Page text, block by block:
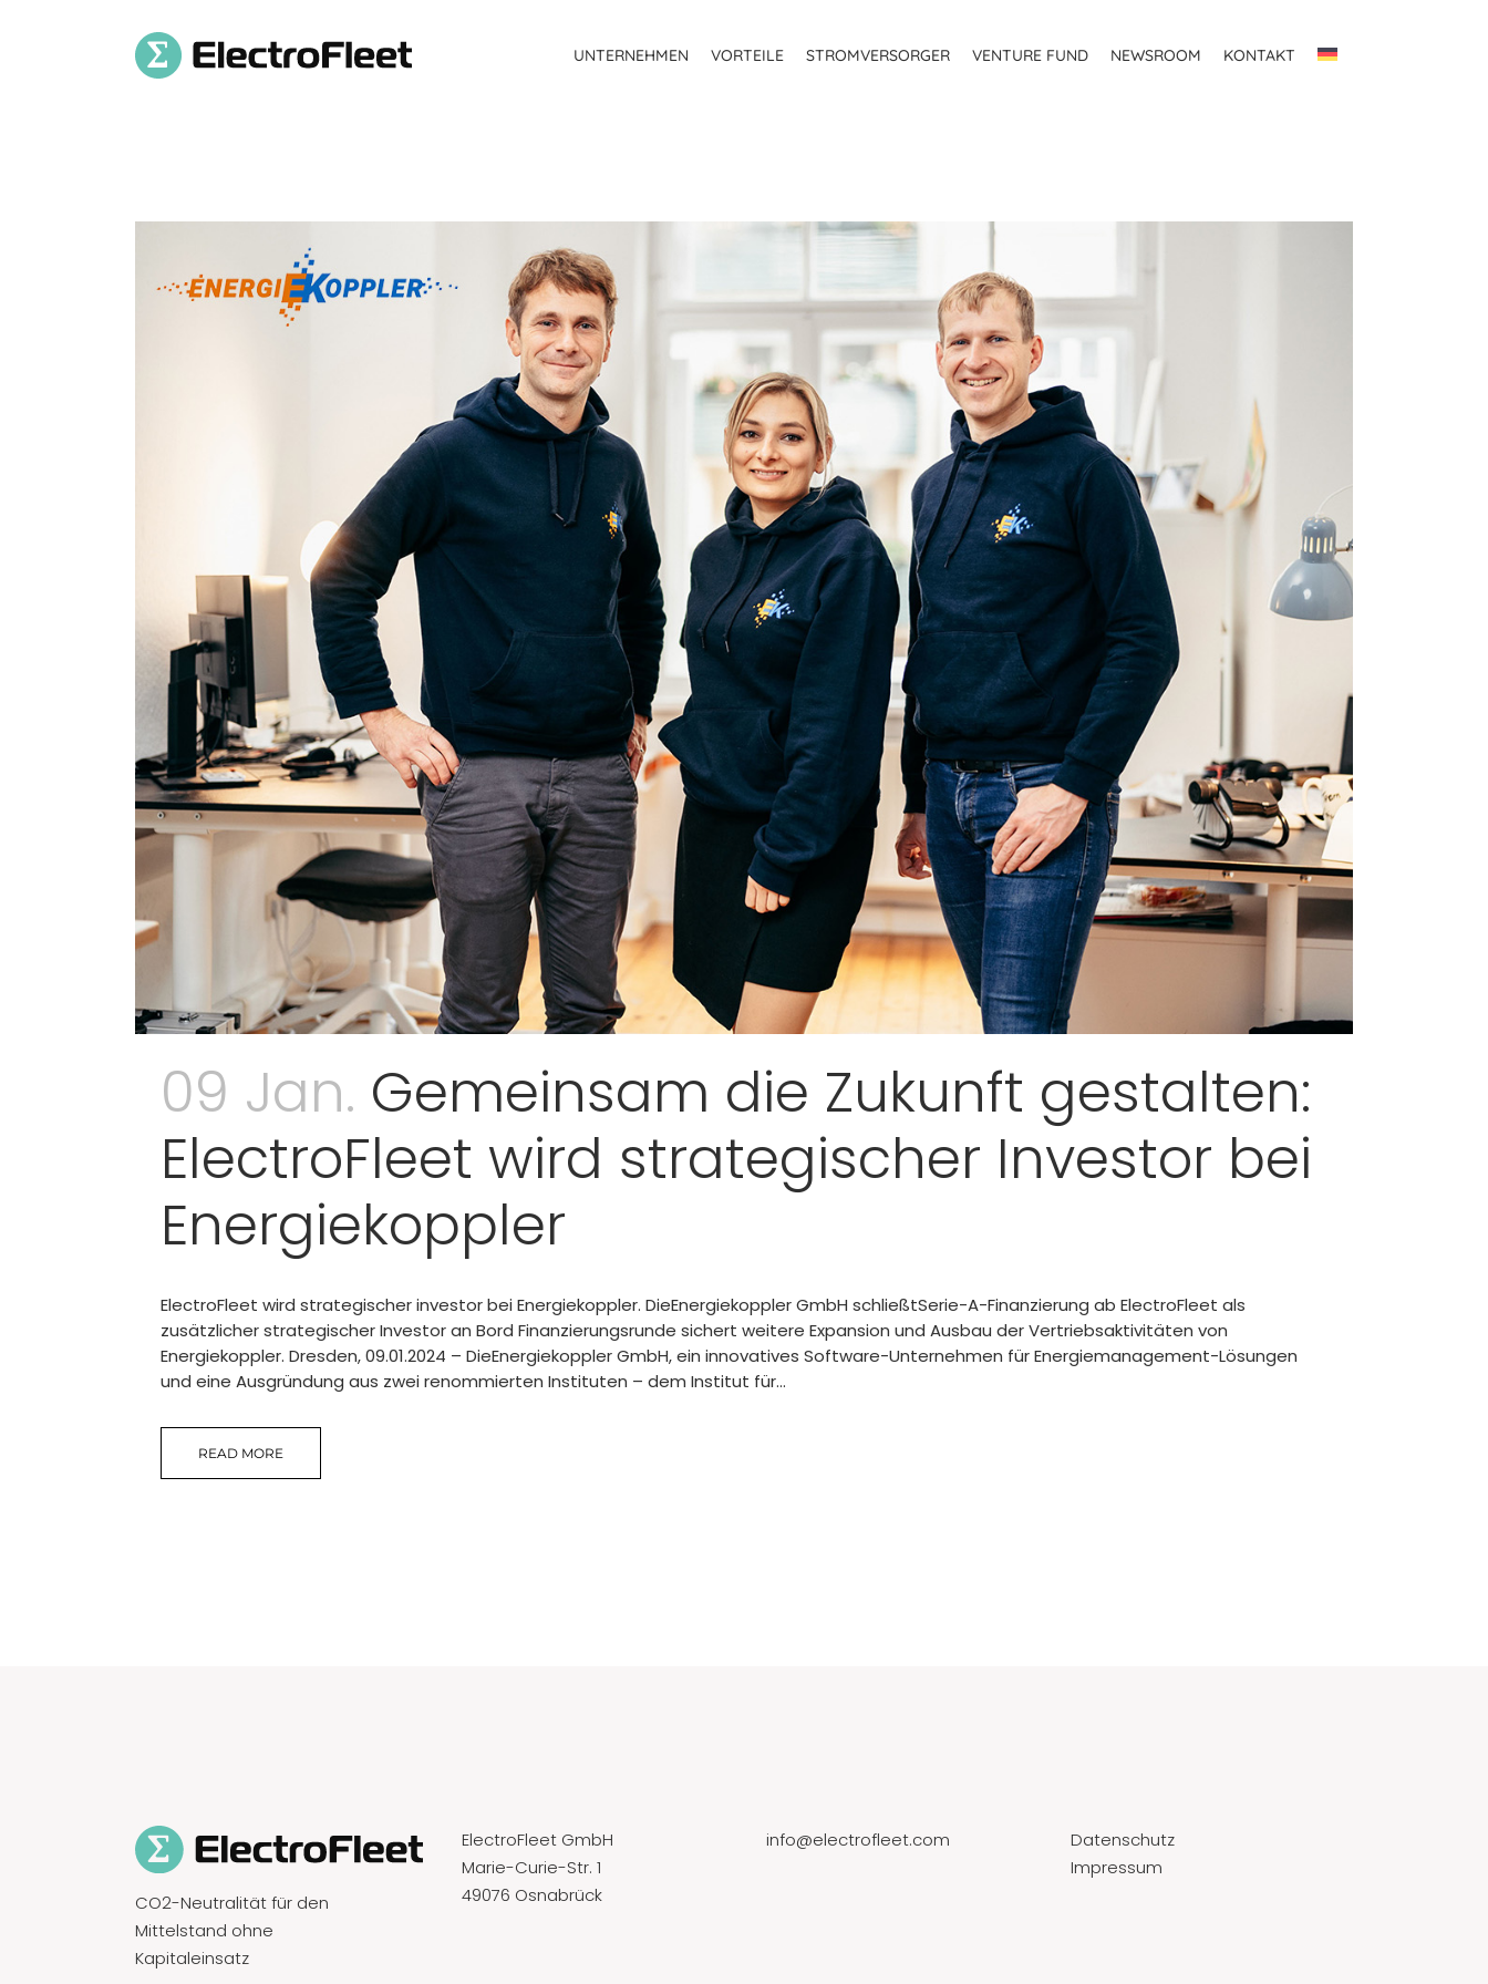
UNTERNEHMEN VORTEILE STROMVERSORGER VENTURE FUND NEWSROOM KONTAKT
09 Jan. Gemeinsam die Zukunft gestalten:
ElectroFleet wird strategischer Investor bei
Energiekoppler
ElectroFleet wird strategischer investor bei Energiekoppler. DieEnergiekoppler GmbH schließtSerie-A-Finanzierung ab ElectroFleet als
zusätzlicher strategischer Investor an Bord Finanzierungsrunde sichert weitere Expansion und Ausbau der Vertriebsaktivitäten von
Energiekoppler. Dresden, 09.01.2024 – DieEnergiekoppler GmbH, ein innovatives Software-Unternehmen für Energiemanagement-Lösungen
und eine Ausgründung aus zwei renommierten Instituten – dem Institut für...
READ MORE
CO2-Neutralität für den
Mittelstand ohne
Kapitaleinsatz
ElectroFleet GmbH
Marie-Curie-Str. 1
49076 Osnabrück
info@electrofleet.com
Datenschutz
Impressum